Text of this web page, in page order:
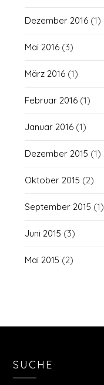
Dezember 2016 (1)
Mai 2016 (3)
März 2016 (1)
Februar 2016 (1)
Januar 2016 (1)
Dezember 2015 (1)
Oktober 2015 (2)
September 2015 (1)
Juni 2015 (3)
Mai 2015 (2)
SUCHE